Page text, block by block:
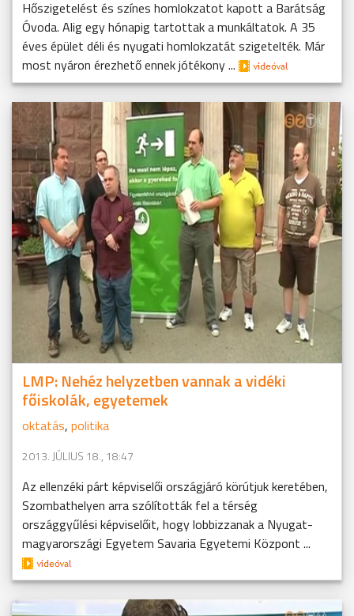
Hőszigetelést és színes homlokzatot kapott a Barátság
Óvoda. Alig egy hónapig tartottak a munkáltatok. A 35
éves épület déli és nyugati homlokzatát szigetelték. Már
most nyáron érezhető ennek jótékony ...
LMP: Nehéz helyzetben vannak a vidéki
főiskolák, egyetemek
oktatás, politika
2013. JÚLIUS 18., 18:47
Az ellenzéki párt képviselői országjáró körútjuk keretében,
Szombathelyen arra szólították fel a térség
országgyűlési képviselőit, hogy lobbizzanak a Nyugat-
magyarországi Egyetem Savaria Egyetemi Központ ...